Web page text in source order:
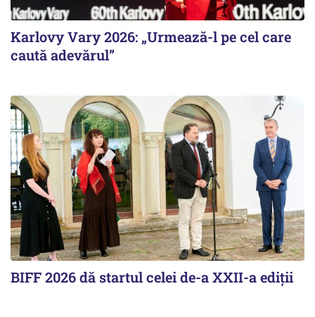
Karlovy Vary 2026: „Urmează-l pe cel care
caută adevărul”
BIFF 2026 dă startul celei de-a XXII-a ediții